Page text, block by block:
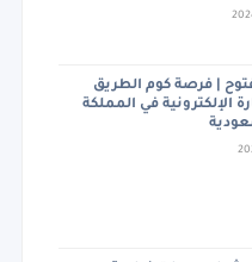
| فرصة كوم الطريق
الإلكترونية في المملكة